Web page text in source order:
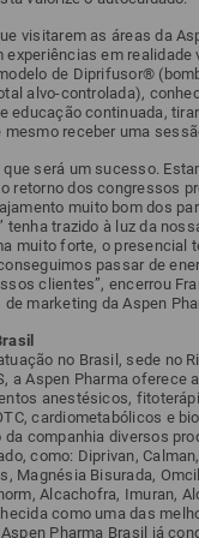
visitarem as áreas da
experiências em realidade
de Diprifusor®
alvo-controlada),
educação continuada,
mesmo receber uma
que será um sucesso.
retorno dos congressos
muito bom dos
tenha trazido à luz da
muito forte, o presencial
passar de
clientes”, encerrou
marketing da Aspen
no Brasil, sede no
a Aspen Pharma oferece
anestésicos,
cardiometabólicos e
companhia diversos
como: Diprivan,
Magnésia Bisurada,
Alcachofra, Imuran,
como uma das
Pharma Brasil já